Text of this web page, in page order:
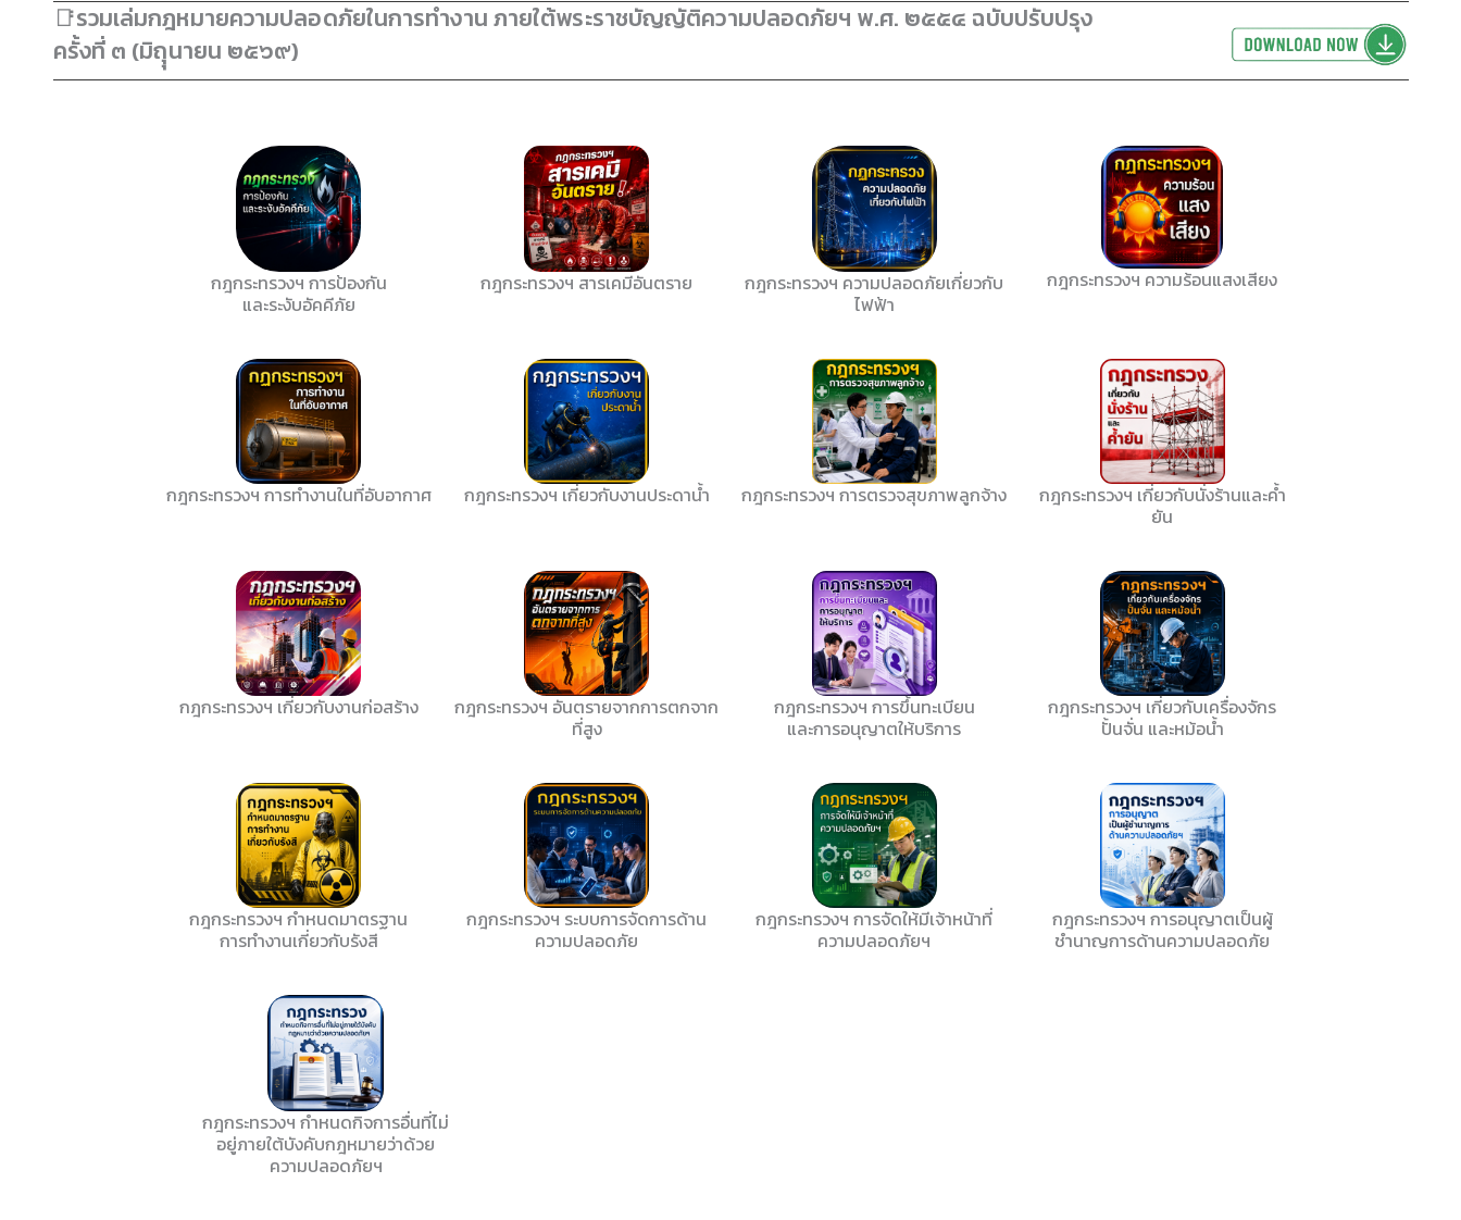
📑รวมเล่มกฎหมายความปลอดภัยในการทำงาน ภายใต้พระราชบัญญัติความปลอดภัยฯ พ.ศ. ๒๕๕๔ ฉบับปรับปรุง
ครั้งที่ ๓ (มิถุุนายน ๒๕๖๙)
กฎกระทรวงฯ การป้องกัน
และระงับอัคคีภัย
กฎกระทรวงฯ สารเคมีอันตราย
กฎกระทรวงฯ ความปลอดภัยเกี่ยวกับ
ไฟฟ้า
กฎกระทรวงฯ ความร้อนแสงเสียง
กฎกระทรวงฯ การทำงานในที่อับอากาศ กฎกระทรวงฯ เกี่ยวกับงานประดาน้ำ กฎกระทรวงฯ การตรวจสุขภาพลูกจ้าง
กฎกระทรวงฯ เกี่ยวกับนั่งร้านและค้ำ
ยัน
กฎกระทรวงฯ เกี่ยวกับงานก่อสร้าง
กฎกระทรวงฯ อันตรายจากการตกจาก
ที่สูง
กฎกระทรวงฯ การขึ้นทะเบียน
และการอนุญาตให้บริการ
กฎกระทรวงฯ เกี่ยวกับเครื่องจักร
ปั้นจั่น และหม้อน้ำ
กฎกระทรวงฯ กำหนดมาตรฐาน
การทำงานเกี่ยวกับรังสี
กฎกระทรวงฯ ระบบการจัดการด้าน
ความปลอดภัย
กฎกระทรวงฯ การจัดให้มีเจ้าหน้าที่
ความปลอดภัยฯ
กฎกระทรวงฯ การอนุญาตเป็นผู้
ชำนาญการด้านความปลอดภัย
กฎกระทรวงฯ กำหนดกิจการอื่นที่ไม่
อยู่ภายใต้บังคับกฎหมายว่าด้วย
ความปลอดภัยฯ